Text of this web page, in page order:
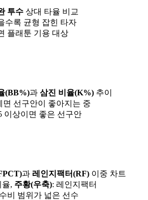
투수 상대 타율 비교
수록 균형 잡힌 타자
플래툰 기용 대상
(BB%)과 삼진 비율(K%) 추이
면 선구안이 좋아지는 중
이상이면 좋은 선구안
과 레인지팩터(RF) 이중 차트
율, 주황(우축): 레인지팩터
비 범위가 넓은 선수